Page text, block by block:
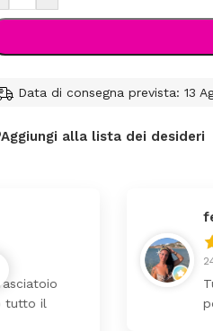
Data di consegna prevista: 13
Aggiungi alla lista dei desideri
24 Luglio 2026
Tutti perfetto! Ho
pochi giorni. Prezzo